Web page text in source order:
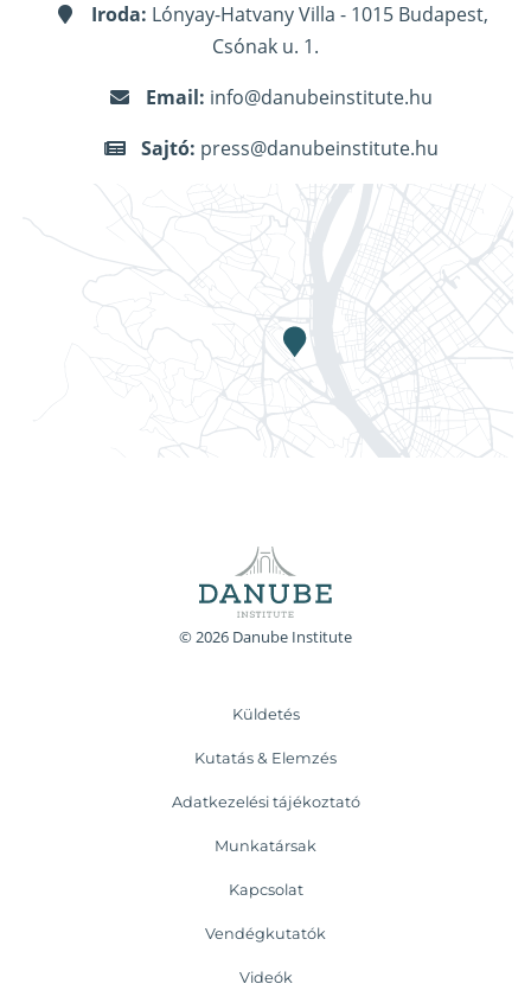
Iroda: Lónyay-Hatvany Villa - 1015 Budapest,
Csónak u. 1.
Email: info@danubeinstitute.hu
Sajtó: press@danubeinstitute.hu
© 2026 Danube Institute
Küldetés
Kutatás & Elemzés
Adatkezelési tájékoztató
Munkatársak
Kapcsolat
Vendégkutatók
Videók